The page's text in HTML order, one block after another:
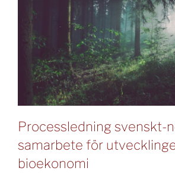
Processledning svenskt-
samarbete för
bioekonomi